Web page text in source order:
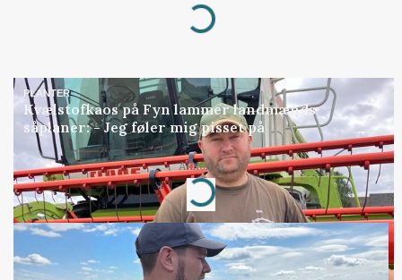
Loading...
PLANTER
Kvælstofkaos på Fyn lammer landmænds
såplaner: - Jeg føler mig pisset på
Annonce
Loading...